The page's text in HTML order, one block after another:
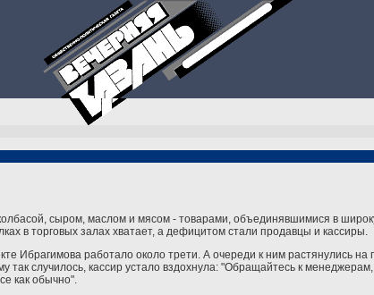
сыром, маслом и мясом - товарами, объединявшимися в
в торговых залах хватает, а дефицитом стали продавцы и кассиры.
Ибрагимова работало около трети. А очереди к ним растянулись на
случилось, кассир устало вздохнула: "Обращайтесь к
как обычно".